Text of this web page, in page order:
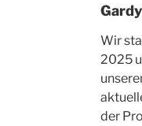
Wir
2025
der